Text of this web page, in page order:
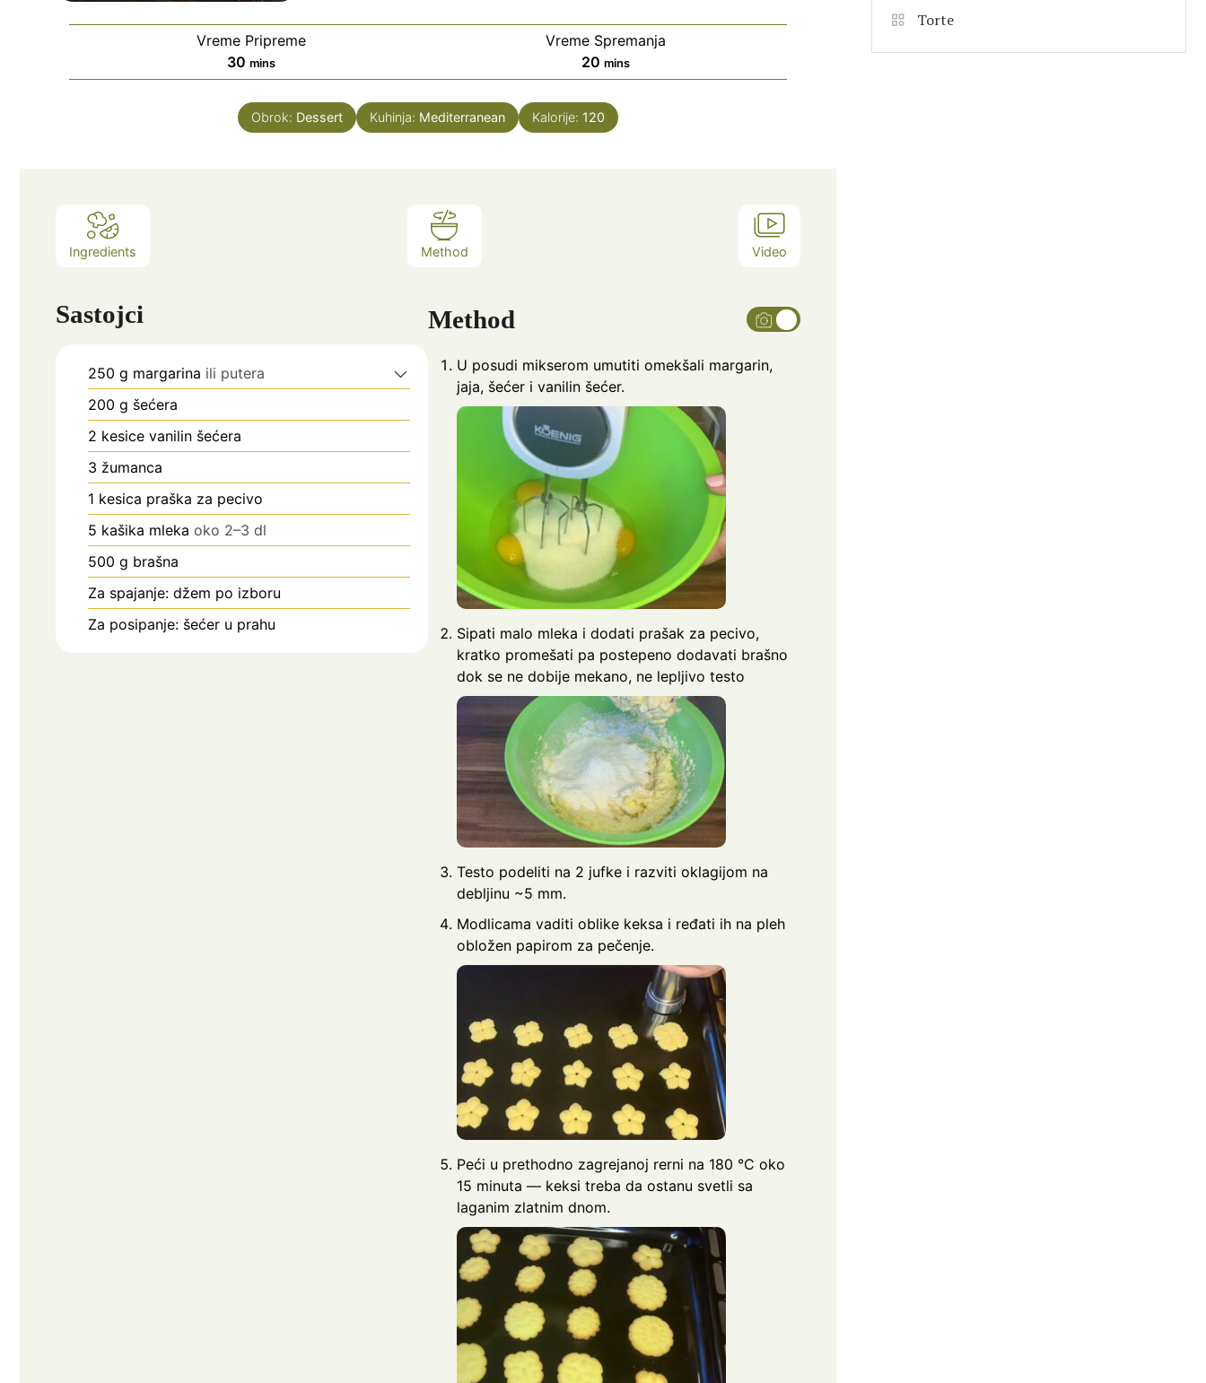
Vreme Pripreme
30minutes
mins
Vreme Spremanja
20minutes
mins
Obrok: Dessert Kuhinja: Mediterranean Kalorije: 120
Ingredients Method Video
Sastojci
250 g margarina ili putera
200 g šećera
2 kesice vanilin šećera
3 žumanca
1 kesica praška za pecivo
5 kašika mleka oko 2–3 dl
500 g brašna
Za spajanje: džem po izboru
Za posipanje: šećer u prahu
Method
U posudi mikserom umutiti omekšali margarin,
jaja, šećer i vanilin šećer.
Sipati malo mleka i dodati prašak za pecivo,
kratko promešati pa postepeno dodavati brašno
dok se ne dobije mekano, ne lepljivo testo
Testo podeliti na 2 jufke i razviti oklagijom na
debljinu ~5 mm.
Modlicama vaditi oblike keksa i ređati ih na pleh
obložen papirom za pečenje.
Peći u prethodno zagrejanoj rerni na 180 °C oko
15 minuta — keksi treba da ostanu svetli sa
laganim zlatnim dnom.
Torte